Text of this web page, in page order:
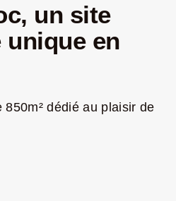
un site
unique en
dédié au plaisir de